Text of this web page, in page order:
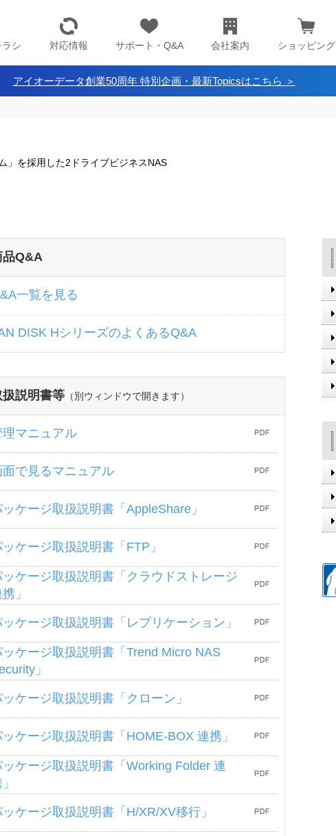
シ 対応情報 サポート・Q&A 会社案内 ショッピング
アイオーデータ創業50周年 特別企画・最新Topicsはこちら ＞
」を採用した2ドライブビジネスNAS
品Q&A
一覧を見る
DISK HシリーズのよくあるQ&A
扱説明書等 （別ウィンドウで開きます）
理マニュアル
面で見るマニュアル
ケージ取扱説明書「AppleShare」
ケージ取扱説明書「FTP」
ッケージ取扱説明書「クラウドストレージ
」
ッケージ取扱説明書「レプリケーション」
ッケージ取扱説明書「Trend Micro NAS
」
ケージ取扱説明書「クローン」
ッケージ取扱説明書「HOME-BOX 連携」
ッケージ取扱説明書「Working Folder 連
ッケージ取扱説明書「H/XR/XV移行」